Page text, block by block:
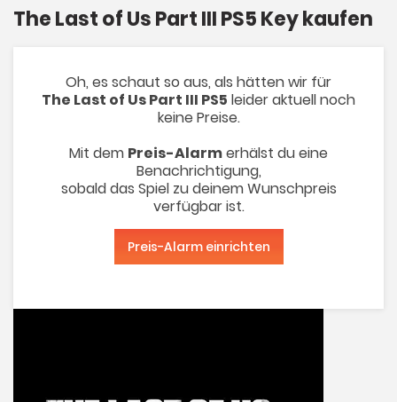
The Last of Us Part III PS5 Key kaufen
Oh, es schaut so aus, als hätten wir für
The Last of Us Part III PS5 leider aktuell noch
keine Preise.
Mit dem Preis-Alarmerhälst du eine
Benachrichtigung,
sobald das Spiel zu deinem Wunschpreis
verfügbar ist.
Preis-Alarm einrichten